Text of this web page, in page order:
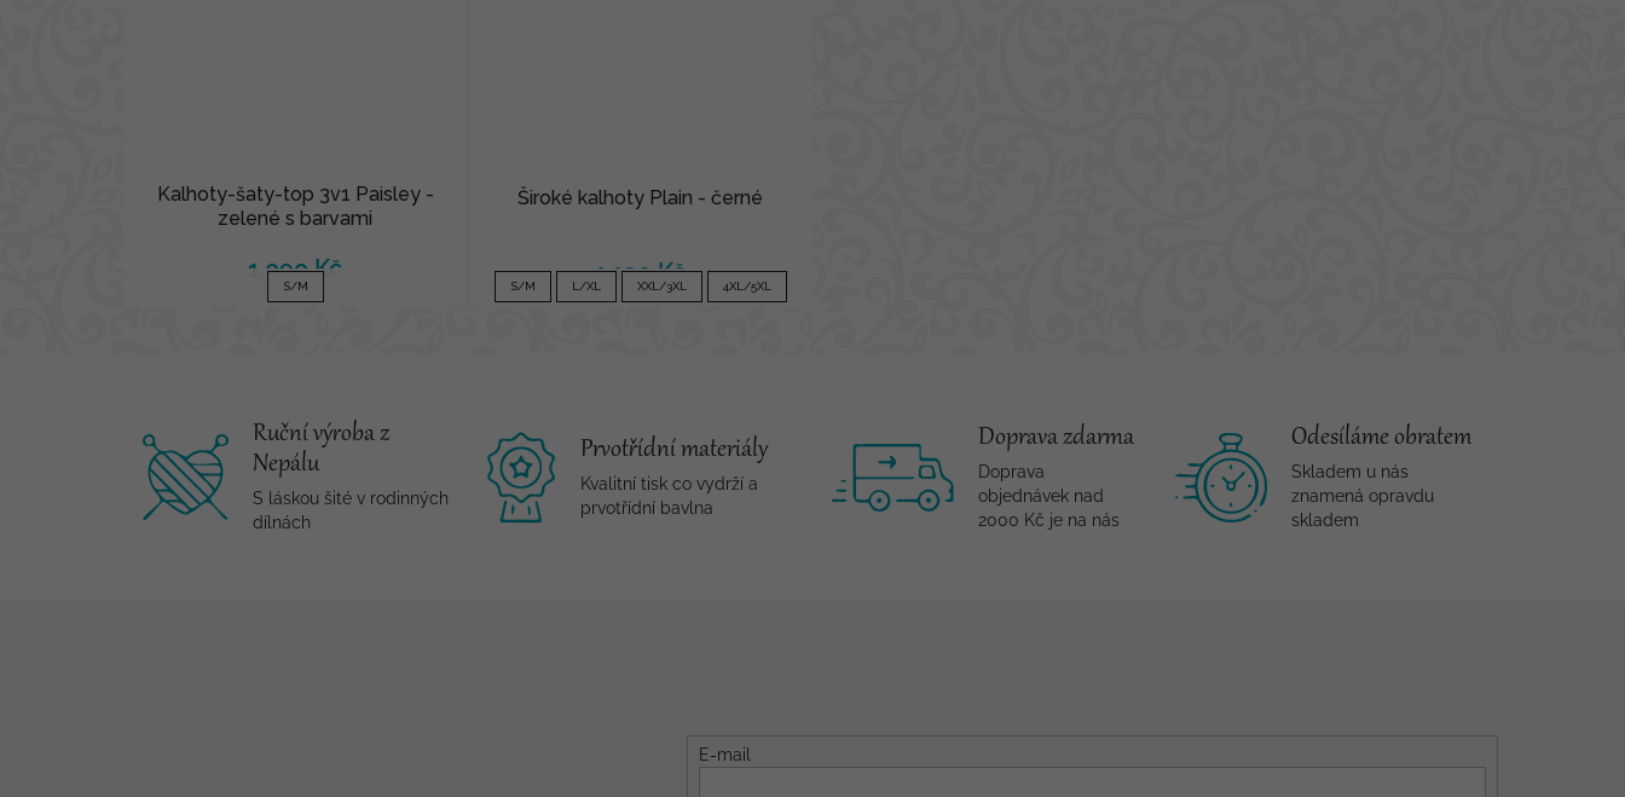
Kalhoty-šaty-top 3v1 Paisley -
zelené s barvami
1 090 Kč
S/M
Široké kalhoty Plain - černé
1 190 Kč
S/M L/XL XXL/3XL 4XL/5XL
Ruční výroba z
Nepálu
S láskou šité v rodinných
dílnách
Prvotřídní materiály
Kvalitní tisk co vydrží a
prvotřídní bavlna
Doprava zdarma
Doprava
objednávek nad
2000 Kč je na nás
Odesíláme obratem
Skladem u nás
znamená opravdu
skladem
E-mail